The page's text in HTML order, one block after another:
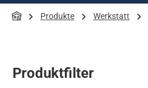
Produkte Werkstatt
Produktfilter